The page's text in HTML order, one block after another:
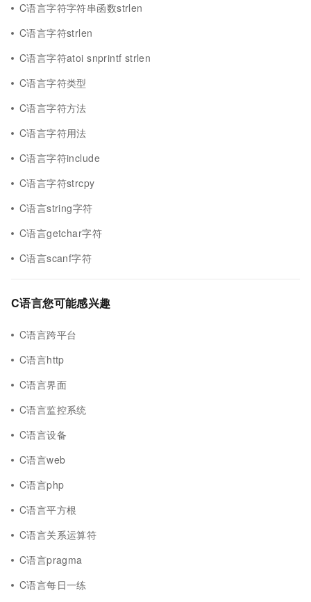
C语言字符字符串函数strlen
C语言字符strlen
C语言字符atoi snprintf strlen
C语言字符类型
C语言字符方法
C语言字符用法
C语言字符include
C语言字符strcpy
C语言string字符
C语言getchar字符
C语言scanf字符
C语言您可能感兴趣
C语言跨平台
C语言http
C语言界面
C语言监控系统
C语言设备
C语言web
C语言php
C语言平方根
C语言关系运算符
C语言pragma
C语言每日一练